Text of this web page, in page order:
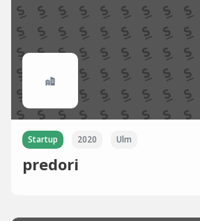
Startup 2020 Ulm
predori